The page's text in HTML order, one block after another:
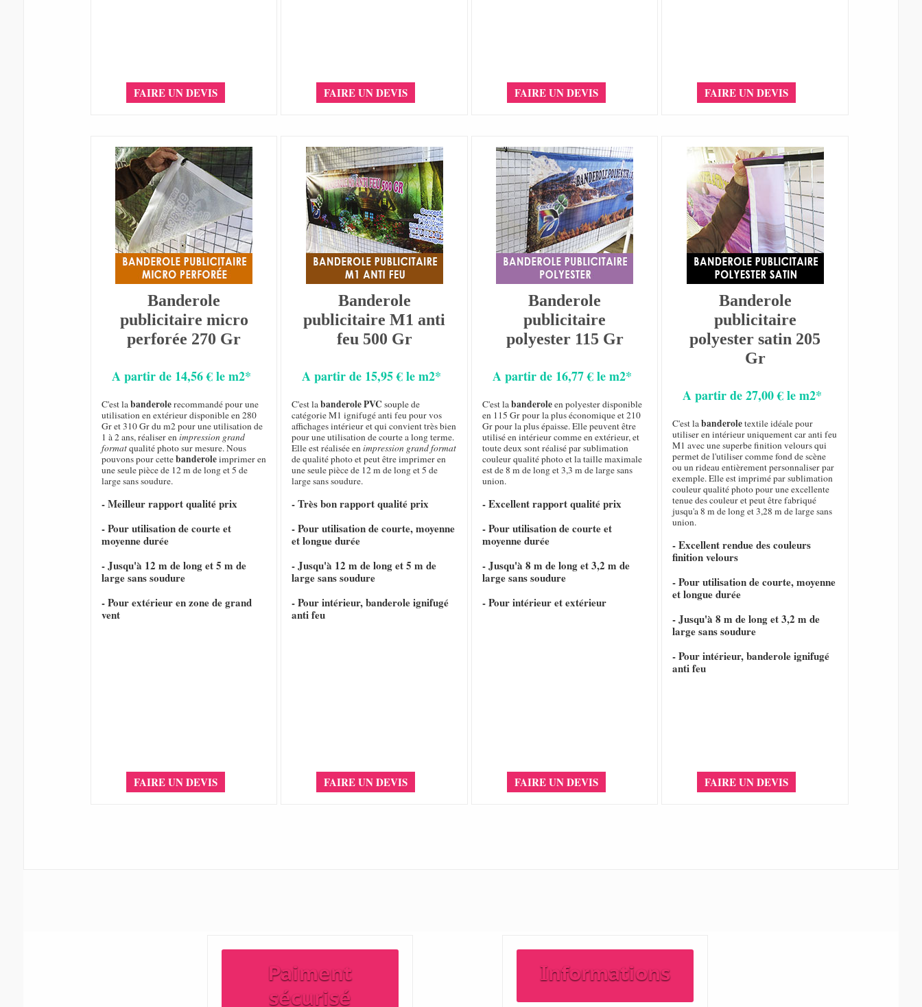
FAIRE UN DEVIS FAIRE UN DEVIS FAIRE UN DEVIS FAIRE UN DEVIS
Banderole
publicitaire micro
perforée 270 Gr
A partir de 14,56 € le m2*
C'est labanderolerecommandé pour une
utilisation en extérieur disponible en 280
Gr et 310 Gr du m2 pour une utilisation de
1 à 2 ans, réaliser enimpression grand
formatqualité photo sur mesure. Nous
pouvons pour cettebanderoleimprimer en
une seule pièce de 12 m de long et 5 de
large sans soudure.
- Meilleur rapport qualité prix
- Pour utilisation de courte et
moyenne durée
- Jusqu'à 12 m de long et 5 m de
large sans soudure
- Pour extérieur en zone de grand
vent
FAIRE UN DEVIS
Banderole
publicitaire M1 anti
feu 500 Gr
A partir de 15,95 € le m2*
C'est labanderole PVC souple de
catégorie M1 ignifugé anti feu pour vos
affichages intérieur et qui convient très bien
pour une utilisation de courte a long terme.
Elle est réalisée enimpression grand format
de qualité photo et peut être imprimer en
une seule pièce de 12 m de long et 5 de
large sans soudure.
- Très bon rapport qualité prix
- Pour utilisation de courte, moyenne
et longue durée
- Jusqu'à 12 m de long et 5 m de
large sans soudure
- Pour intérieur, banderole ignifugé
anti feu
FAIRE UN DEVIS
Banderole
publicitaire
polyester 115 Gr
A partir de 16,77 € le m2*
C'est labanderoleen polyester disponible
en 115 Gr pour la plus économique et 210
Gr pour la plus épaisse. Elle peuvent être
utilisé en intérieur comme en extérieur, et
toute deux sont réalisé par sublimation
couleur qualité photo et la taille maximale
est de 8 m de long et 3,3 m de large sans
union.
- Excellent rapport qualité prix
- Pour utilisation de courte et
moyenne durée
- Jusqu'à 8 m de long et 3,2 m de
large sans soudure
- Pour intérieur et extérieur
FAIRE UN DEVIS
Banderole
publicitaire
polyester satin 205
Gr
A partir de 27,00 € le m2*
C'est labanderoletextile idéale pour
utiliser en intérieur uniquement car anti feu
M1 avec une superbe finition velours qui
permet de l'utiliser comme fond de scène
ou un rideau entièrement personnaliser par
exemple. Elle est imprimé par sublimation
couleur qualité photo pour une excellente
tenue des couleur et peut être fabriqué
jusqu'a 8 m de long et 3,28 m de large sans
union.
- Excellent rendue des couleurs
finition velours
- Pour utilisation de courte, moyenne
et longue durée
- Jusqu'à 8 m de long et 3,2 m de
large sans soudure
- Pour intérieur, banderole ignifugé
anti feu
FAIRE UN DEVIS
Paiment
sécurisé
Informations